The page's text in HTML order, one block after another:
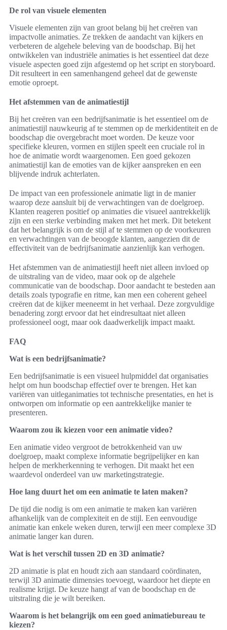
De rol van visuele elementen
Visuele elementen zijn van groot belang bij het creëren van
impactvolle animaties. Ze trekken de aandacht van kijkers en
verbeteren de algehele beleving van de boodschap. Bij het
ontwikkelen van industriële animaties is het essentieel dat deze
visuele aspecten goed zijn afgestemd op het script en storyboard.
Dit resulteert in een samenhangend geheel dat de gewenste
emotie oproept.
Het afstemmen van de animatiestijl
Bij het creëren van een bedrijfsanimatie is het essentieel om de
animatiestijl nauwkeurig af te stemmen op de merkidentiteit en de
boodschap die overgebracht moet worden. De keuze voor
specifieke kleuren, vormen en stijlen speelt een cruciale rol in
hoe de animatie wordt waargenomen. Een goed gekozen
animatiestijl kan de emoties van de kijker aanspreken en een
blijvende indruk achterlaten.
De impact van een professionele animatie ligt in de manier
waarop deze aansluit bij de verwachtingen van de doelgroep.
Klanten reageren positief op animaties die visueel aantrekkelijk
zijn en een sterke verbinding maken met het merk. Dit betekent
dat het belangrijk is om de stijl af te stemmen op de voorkeuren
en verwachtingen van de beoogde klanten, aangezien dit de
effectiviteit van de bedrijfsanimatie aanzienlijk kan verhogen.
Het afstemmen van de animatiestijl heeft niet alleen invloed op
de uitstraling van de video, maar ook op de algehele
communicatie van de boodschap. Door aandacht te besteden aan
details zoals typografie en ritme, kan men een coherent geheel
creëren dat de kijker meeneemt in het verhaal. Deze zorgvuldige
benadering zorgt ervoor dat het eindresultaat niet alleen
professioneel oogt, maar ook daadwerkelijk impact maakt.
FAQ
Wat is een bedrijfsanimatie?
Een bedrijfsanimatie is een visueel hulpmiddel dat organisaties
helpt om hun boodschap effectief over te brengen. Het kan
variëren van uitleganimaties tot technische presentaties, en het is
ontworpen om informatie op een aantrekkelijke manier te
presenteren.
Waarom zou ik kiezen voor een animatie video?
Een animatie video vergroot de betrokkenheid van uw
doelgroep, maakt complexe informatie begrijpelijker en kan
helpen de merkherkenning te verhogen. Dit maakt het een
waardevol onderdeel van uw marketingstrategie.
Hoe lang duurt het om een animatie te laten maken?
De tijd die nodig is om een animatie te maken kan variëren
afhankelijk van de complexiteit en de stijl. Een eenvoudige
animatie kan enkele weken duren, terwijl een meer complexe 3D
animatie langer kan duren.
Wat is het verschil tussen 2D en 3D animatie?
2D animatie is plat en houdt zich aan standaard coördinaten,
terwijl 3D animatie dimensies toevoegt, waardoor het diepte en
realisme krijgt. De keuze hangt af van de boodschap en de
uitstraling die je wilt bereiken.
Waarom is het belangrijk om een goed animatiebureau te
kiezen?